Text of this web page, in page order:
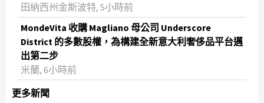
田納西州金斯波特, 5小時前
MondeVita 收購 Magliano 母公司 Underscore
District 的多數股權，為構建全新意大利奢侈品平台邁
出第二步
米蘭, 6小時前
更多新聞